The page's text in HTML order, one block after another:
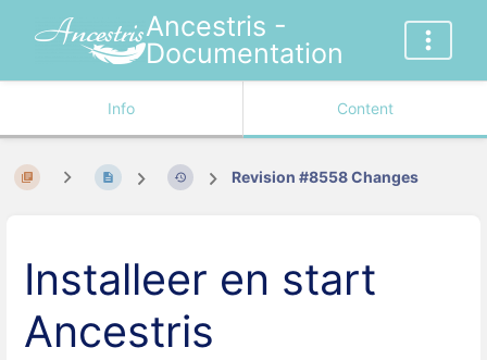
Ancestris -
Documentation
Info Content
Revision #8558 Changes
Installeer en start
Ancestris